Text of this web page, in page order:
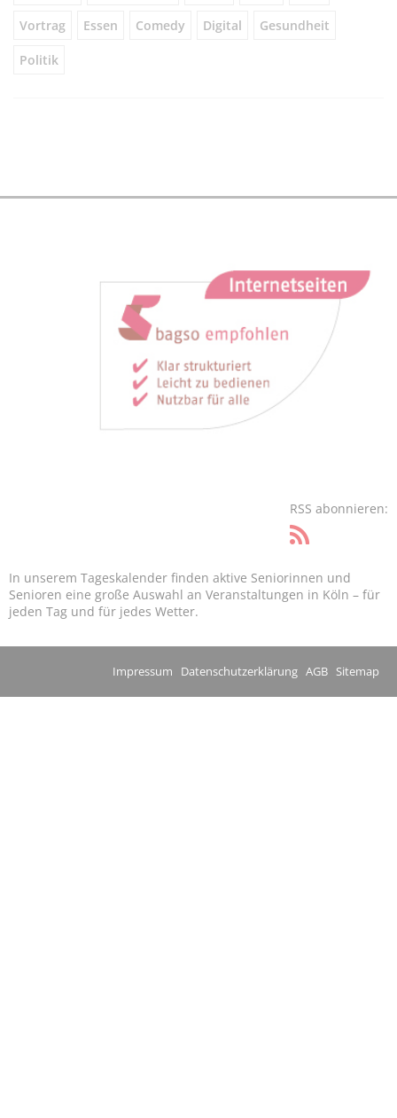
Vortrag Essen Comedy Digital Gesundheit
Politik
RSS abonnieren:
In unserem Tageskalender finden aktive Seniorinnen und
Senioren eine große Auswahl an Veranstaltungen in Köln – für
jeden Tag und für jedes Wetter.
Impressum Datenschutzerklärung AGB Sitemap